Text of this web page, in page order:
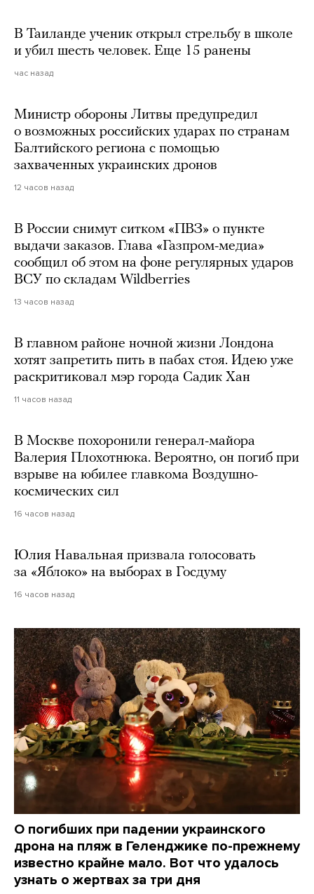
В Таиланде ученик открыл стрельбу в школе
и убил шесть человек. Еще 15 ранены
час назад
Министр обороны Литвы предупредил
о возможных российских ударах по странам
Балтийского региона с помощью
захваченных украинских дронов
12 часов назад
В России снимут ситком «ПВЗ» о пункте
выдачи заказов. Глава «Газпром-медиа»
сообщил об этом на фоне регулярных ударов
ВСУ по складам Wildberries
13 часов назад
В главном районе ночной жизни Лондона
хотят запретить пить в пабах стоя. Идею уже
раскритиковал мэр города Садик Хан
11 часов назад
В Москве похоронили генерал-майора
Валерия Плохотнюка. Вероятно, он погиб при
взрыве на юбилее главкома Воздушно-
космических сил
16 часов назад
Юлия Навальная призвала голосовать
за «Яблоко» на выборах в Госдуму
16 часов назад
О погибших при падении украинского
дрона на пляж в Геленджике по-прежнему
известно крайне мало. Вот что удалось
узнать о жертвах за три дня